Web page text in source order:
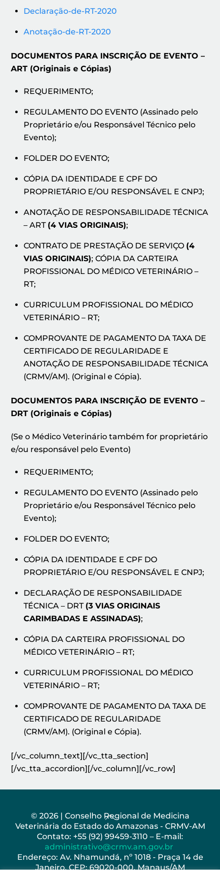
Declaração-de-RT-2020
Anotação-de-RT-2020
DOCUMENTOS PARA INSCRIÇÃO DE EVENTO –
ART (Originais e Cópias)
REQUERIMENTO;
REGULAMENTO DO EVENTO (Assinado pelo
Proprietário e/ou Responsável Técnico pelo
Evento);
FOLDER DO EVENTO;
CÓPIA DA IDENTIDADE E CPF DO
PROPRIETÁRIO E/OU RESPONSÁVEL E CNPJ;
ANOTAÇÃO DE RESPONSABILIDADE TÉCNICA
– ART (4 VIAS ORIGINAIS);
CONTRATO DE PRESTAÇÃO DE SERVIÇO (4
VIAS ORIGINAIS); CÓPIA DA CARTEIRA
PROFISSIONAL DO MÉDICO VETERINÁRIO –
RT;
CURRICULUM PROFISSIONAL DO MÉDICO
VETERINÁRIO – RT;
COMPROVANTE DE PAGAMENTO DA TAXA DE
CERTIFICADO DE REGULARIDADE E
ANOTAÇÃO DE RESPONSABILIDADE TÉCNICA
(CRMV/AM). (Original e Cópia).
DOCUMENTOS PARA INSCRIÇÃO DE EVENTO –
DRT (Originais e Cópias)
(Se o Médico Veterinário também for proprietário
e/ou responsável pelo Evento)
REQUERIMENTO;
REGULAMENTO DO EVENTO (Assinado pelo
Proprietário e/ou Responsável Técnico pelo
Evento);
FOLDER DO EVENTO;
CÓPIA DA IDENTIDADE E CPF DO
PROPRIETÁRIO E/OU RESPONSÁVEL E CNPJ;
DECLARAÇÃO DE RESPONSABILIDADE
TÉCNICA – DRT (3 VIAS ORIGINAIS
CARIMBADAS E ASSINADAS);
CÓPIA DA CARTEIRA PROFISSIONAL DO
MÉDICO VETERINÁRIO – RT;
CURRICULUM PROFISSIONAL DO MÉDICO
VETERINÁRIO – RT;
COMPROVANTE DE PAGAMENTO DA TAXA DE
CERTIFICADO DE REGULARIDADE
(CRMV/AM). (Original e Cópia).
[/vc_column_text][/vc_tta_section]
[/vc_tta_accordion][/vc_column][/vc_row]
Back
To
Top
© 2026 | Conselho Regional de Medicina
Veterinária do Estado do Amazonas - CRMV-AM
Contato: +55 (92) 99459-3110 – E-mail:
administrativo@crmv.am.gov.br
Endereço: Av. Nhamundá, nº 1018 - Praça 14 de
Janeiro, CEP: 69020-000, Manaus/AM